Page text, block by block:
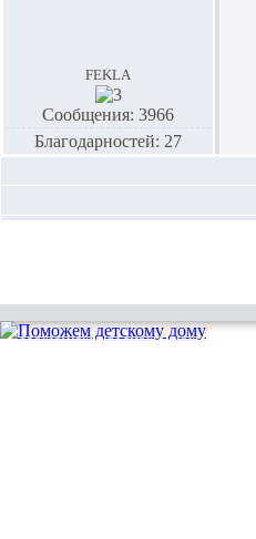
fekla
Сообщения: 3966
Благодарностей: 27